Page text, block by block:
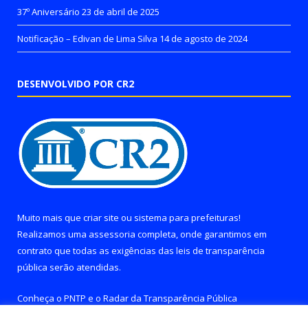
37º Aniversário 23 de abril de 2025
Notificação – Edivan de Lima Silva 14 de agosto de 2024
DESENVOLVIDO POR CR2
Muito mais que criar site ou sistema para prefeituras!
Realizamos uma assessoria completa, onde garantimos em
contrato que todas as exigências das leis de transparência
pública serão atendidas.
Conheça o PNTP e o Radar da Transparência Pública